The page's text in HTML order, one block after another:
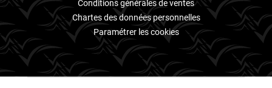
Conditions générales de ventes
Chartes des données personnelles
Paramétrer les cookies